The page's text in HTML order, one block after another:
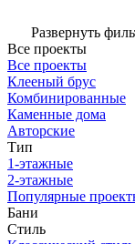
Развернуть
Все проекты
Все проекты
Клееный брус
Комбинированные
Каменные дома
Авторские
Тип
1-этажные
2-этажные
Популярные
Бани
Стиль